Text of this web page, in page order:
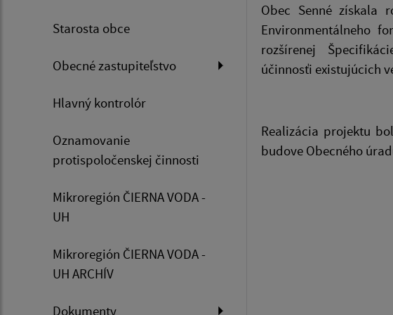
Starosta obce
Obecné zastupiteľstvo
Hlavný kontrolór
Oznamovanie
protispoločenskej činnosti
Mikroregión ČIERNA VODA -
UH
Mikroregión ČIERNA VODA -
UH ARCHÍV
Dokumenty
Obec Senné získala
Environmentálneho
rozšírenej
účinnosťi existujúcich
Realizácia projektu
budove Obecného